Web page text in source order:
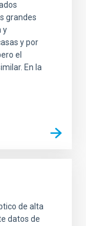
grandes
y
y por
el
En la
de alta
datos de